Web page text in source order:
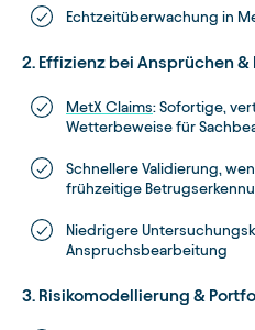
Echtzeitüberwachung in
2. Effizienz bei Ansprüchen
MetX Claims: Sofortige,
Wetterbeweise für
Schnellere Validierung,
frühzeitige
Niedrigere
Anspruchsbearbeitung
3. Risikomodellierung &